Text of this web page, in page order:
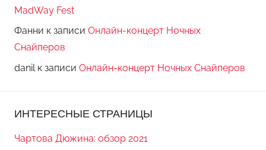
MadWay Fest
Фанни к записи Онлайн-концерт Ночных
Снайперов
danil к записи Онлайн-концерт Ночных Снайперов
ИНТЕРЕСНЫЕ СТРАНИЦЫ
Чартова Дюжина: обзор 2021